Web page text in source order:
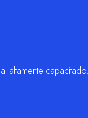
altamente capacitado.